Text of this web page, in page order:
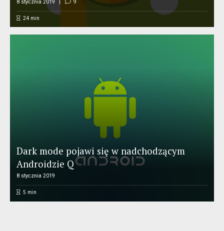
8 stycznia 2019 9
24min
Dark mode pojawi się w nadchodzącym
Androidzie Q
8 stycznia 2019
5 min